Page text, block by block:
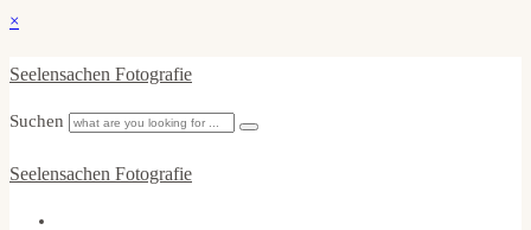
×
Seelensachen Fotografie
Suchen
Seelensachen Fotografie